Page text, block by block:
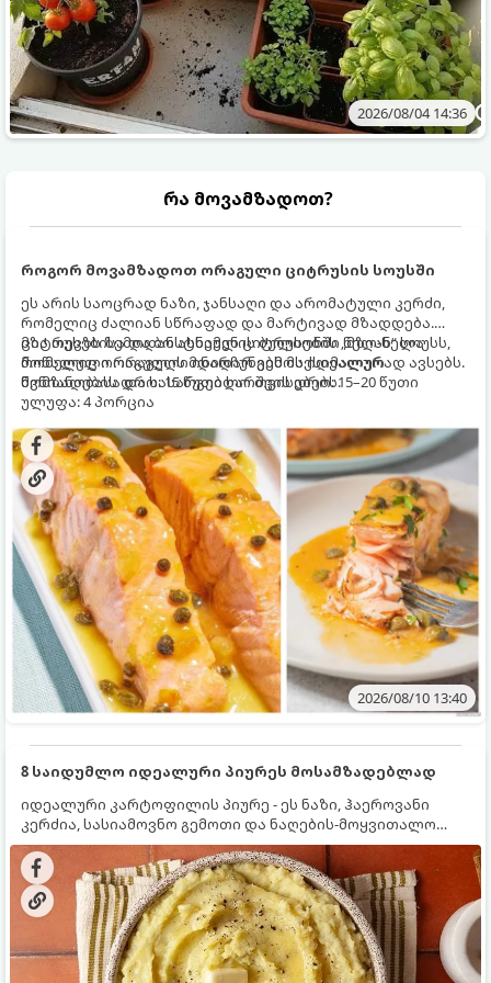
2026/08/04 14:36
რა მოვამზადოთ?
როგორ მოვამზადოთ ორაგული ციტრუსის სოუსში
ეს არის საოცრად ნაზი, ჯანსაღი და არომატული კერძი,
რომელიც ძალიან სწრაფად და მარტივად მზადდება.
ციტრუსებისა და ბოსტნეულის ბულიონში ნელ-ნელა
მოწალული ორაგული ინარჩუნებს მაქსიმალურ
წვნიანობასა და სასარგებლო თვისებებს.
მზა თევზს ზემოდან ასხამენ ციტრუსების „მზიან“ სოუსს,
რომელიც ორაგულის მდიდარ გემოს იდეალურად ავსებს.
მომზადების დრო: 15 წუთი ხარშვის დრო: 15–20 წუთი
ულუფა: 4 პორცია
2026/08/10 13:40
8 საიდუმლო იდეალური პიურეს მოსამზადებლად
იდეალური კარტოფილის პიურე - ეს ნაზი, ჰაეროვანი
კერძია, სასიამოვნო გემოთი და ნაღების-მოყვითალო
ფერით. მისი მომზადება ძალიან მარტივია, მაგრამ
არსებობს რამდენიმე საიდუმლო, რომლებიც უნდა
იცოდეთ, რომ პიურე იდეალურად გემრიელი გამოვიდეს.